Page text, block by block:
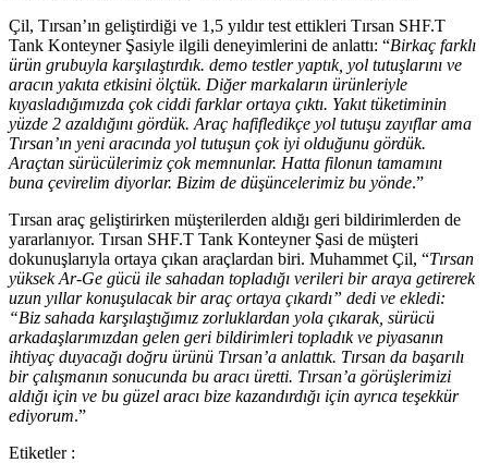
Çil, Tırsan’ın geliştirdiği ve 1,5 yıldır test ettikleri Tırsan SHF.T
Tank Konteyner Şasiyle ilgili deneyimlerini de anlattı: “Birkaç farklı
ürün grubuyla karşılaştırdık. demo testler yaptık, yol tutuşlarını ve
aracın yakıta etkisini ölçtük. Diğer markaların ürünleriyle
kıyasladığımızda çok ciddi farklar ortaya çıktı. Yakıt tüketiminin
yüzde 2 azaldığını gördük. Araç hafifledikçe yol tutuşu zayıflar ama
Tırsan’ın yeni aracında yol tutuşun çok iyi olduğunu gördük.
Araçtan sürücülerimiz çok memnunlar. Hatta filonun tamamını
buna çevirelim diyorlar. Bizim de düşüncelerimiz bu yönde.”
Tırsan araç geliştirirken müşterilerden aldığı geri bildirimlerden de
yararlanıyor. Tırsan SHF.T Tank Konteyner Şasi de müşteri
dokunuşlarıyla ortaya çıkan araçlardan biri. Muhammet Çil, “Tırsan
yüksek Ar-Ge gücü ile sahadan topladığı verileri bir araya getirerek
uzun yıllar konuşulacak bir araç ortaya çıkardı” dedi ve ekledi:
“Biz sahada karşılaştığımız zorluklardan yola çıkarak, sürücü
arkadaşlarımızdan gelen geri bildirimleri topladık ve piyasanın
ihtiyaç duyacağı doğru ürünü Tırsan’a anlattık. Tırsan da başarılı
bir çalışmanın sonucunda bu aracı üretti. Tırsan’a görüşlerimizi
aldığı için ve bu güzel aracı bize kazandırdığı için ayrıca teşekkür
ediyorum.”
Etiketler :